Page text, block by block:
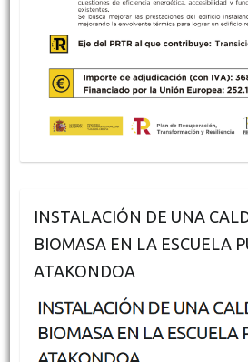
INSTALACIÓN DE UNA
BIOMASA EN LA ESCUELA
ATAKONDOA